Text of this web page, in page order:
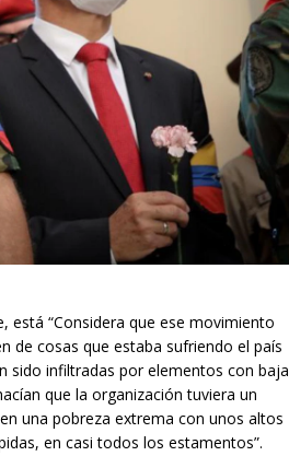
está “Considera que ese movimiento
de cosas que estaba sufriendo el país
sido infiltradas por elementos con baja
que la organización tuviera un
una pobreza extrema con unos altos
en casi todos los estamentos”.